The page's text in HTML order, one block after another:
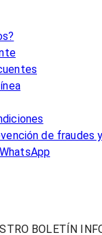
de fraudes
BOLETÍN